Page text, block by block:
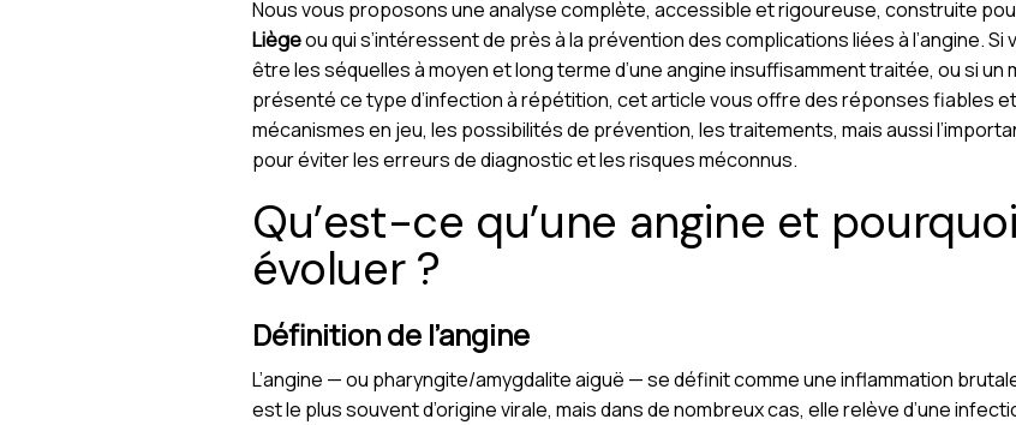
Nous vous proposons une analyse complète, accessible et rigoureuse, construite
Liègeou qui s’intéressent de près à la prévention des complications liées à l’angine.
être les séquelles à moyen et long terme d’une angine insuffisamment traitée, ou si un
présenté ce type d’infection à répétition, cet article vous offre des réponses fiables
mécanismes en jeu, les possibilités de prévention, les traitements, mais aussi
pour éviter les erreurs de diagnostic et les risques méconnus.
Qu’est-ce qu’une angine et
évoluer ?
Définition de l’angine
L’angine — ou pharyngite/amygdalite aiguë — se définit comme une inflammation
est le plus souvent d’origine virale, mais dans de nombreux cas, elle relève d’une